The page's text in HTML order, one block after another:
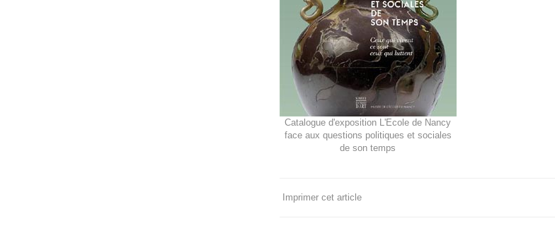
Catalogue d'exposition L'Ecole de Nancy
face aux questions politiques et sociales
de son temps
Imprimer cet article